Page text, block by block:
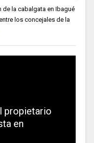
la cabalgata en Ibagué
los concejales de la
propietario
en